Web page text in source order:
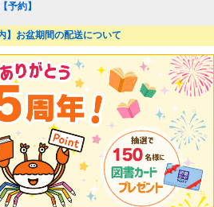
予約】
】お盆期間の配送について